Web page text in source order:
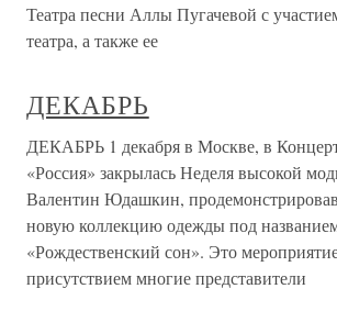
Театра песни Аллы Пугачевой с
театра, а также ее
ДЕКАБРЬ
ДЕКАБРЬ 1 декабря в Москве, в
«Россия» закрылась Неделя высокой
Валентин Юдашкин,
новую коллекцию одежды под
«Рождественский сон». Это
присутствием многие представители